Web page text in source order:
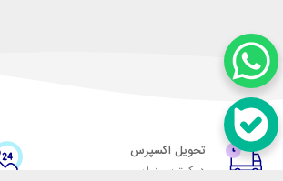
تحویل اکسپرس
در کمترین زمان